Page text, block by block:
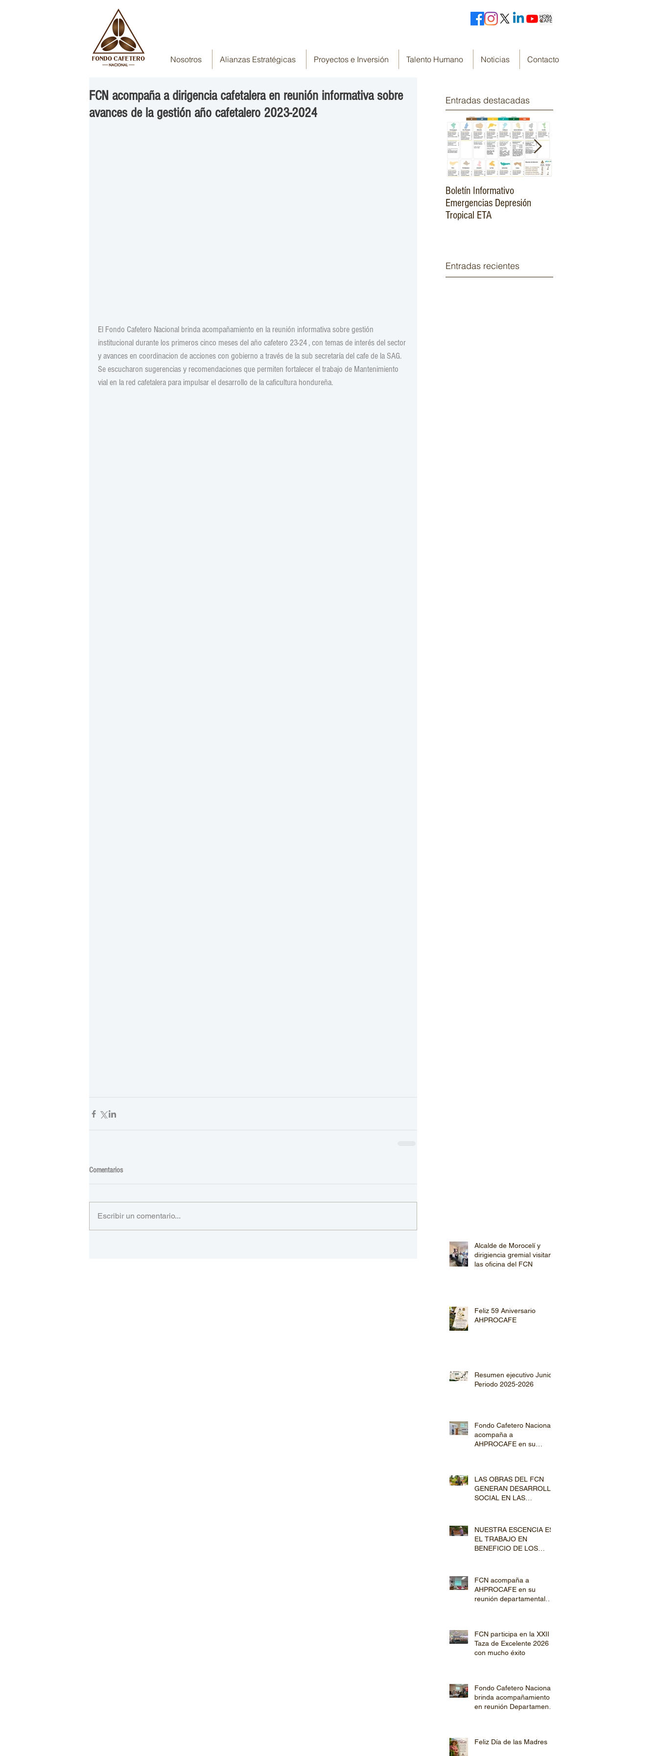
Nosotros Alianzas Estratégicas Proyectos e Inversión Talento Humano Noticias Contacto
FCN acompaña a dirigencia cafetalera en reunión informativa sobre
avances de la gestión año cafetalero 2023-2024
El Fondo Cafetero Nacional brinda acompañamiento en la reunión informativa sobre gestión
institucional durante los primeros cinco meses del año cafetero 23-24 , con temas de interés del sector
y avances en coordinacion de acciones con gobierno a través de la sub secretaría del cafe de la SAG.
Se escucharon sugerencias y recomendaciones que permiten fortalecer el trabajo de Mantenimiento
vial en la red cafetalera para impulsar el desarrollo de la caficultura hondureña.
Comentarios
Escribir un comentario...
Entradas destacadas
Boletín Informativo
Emergencias Depresión
Tropical ETA
Entradas recientes
Alcalde de Morocelí y
dirigiencia gremial visitan
las oficina del FCN
Feliz 59 Aniversario
AHPROCAFE
Resumen ejecutivo Junio
Periodo 2025-2026
Fondo Cafetero Nacional
acompaña a
AHPROCAFE en su
LAS OBRAS DEL FCN
GENERAN DESARROLLO
SOCIAL EN LAS
NUESTRA ESCENCIA ES
EL TRABAJO EN
BENEFICIO DE LOS
FCN acompaña a
AHPROCAFE en su
reunión departamental
FCN participa en la XXII
Taza de Excelente 2026
con mucho éxito
Fondo Cafetero Nacional
brinda acompañamiento
en reunión Departamental
Feliz Día de las Madres